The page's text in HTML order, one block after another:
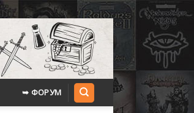
➥ ФОРУМ